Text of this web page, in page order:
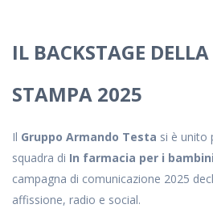
IL BACKSTAGE
STAMPA 2025
Il Gruppo Armando Testa si è unito
squadra di In farmacia per i bambini
campagna di comunicazione 2025
affissione, radio e social.